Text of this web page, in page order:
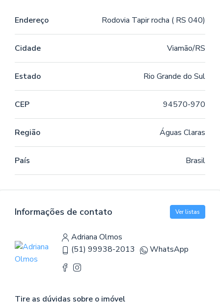
Endereço Rodovia Tapir rocha ( RS 040)
Cidade Viamão/RS
Estado Rio Grande do Sul
CEP 94570-970
Região Águas Claras
País Brasil
Informações de contato Ver listas
Adriana Olmos
(51) 99938-2013
WhatsApp
Tire as dúvidas sobre o imóvel